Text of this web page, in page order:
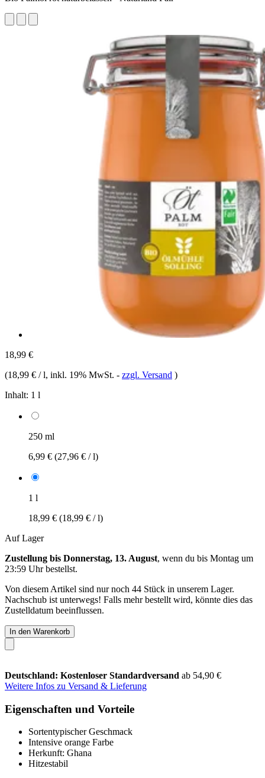
18,99 €
(18,99 € / l, inkl. 19% MwSt. - zzgl. Versand )
Inhalt: 1 l
250 ml
6,99 € (27,96 € / l)
1 l
18,99 € (18,99 € / l)
Auf Lager
Zustellung bis Donnerstag, 13. August, wenn du bis Montag um
23:59 Uhrbestellst.
Von diesem Artikel sind nur noch 44 Stück in unserem Lager.
Nachschub ist unterwegs! Falls mehr bestellt wird, könnte dies das
Zustelldatum beeinflussen.
In den Warenkorb
Deutschland: Kostenloser Standardversand ab 54,90 €
Weitere Infos zu Versand & Lieferung
Eigenschaften und Vorteile
Sortentypischer Geschmack
Intensive orange Farbe
Herkunft: Ghana
Hitzestabil